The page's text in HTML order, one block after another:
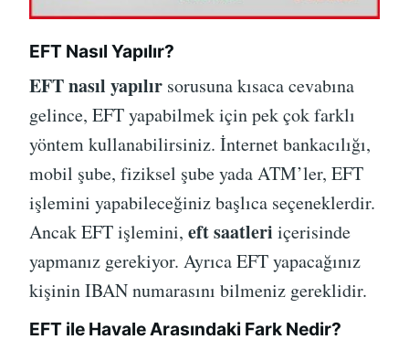
EFT Nasıl Yapılır?
EFT nasıl yapılır sorusuna kısaca cevabına
gelince, EFT yapabilmek için pek çok farklı
yöntem kullanabilirsiniz. İnternet bankacılığı,
mobil şube, fiziksel şube yada ATM’ler, EFT
işlemini yapabileceğiniz başlıca seçeneklerdir.
Ancak EFT işlemini, eft saatleri içerisinde
yapmanız gerekiyor. Ayrıca EFT yapacağınız
kişinin IBAN numarasını bilmeniz gereklidir.
EFT ile Havale Arasındaki Fark Nedir?